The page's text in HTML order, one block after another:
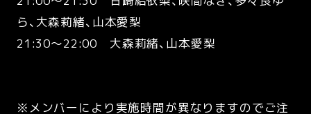
ら、大森莉緒、山本愛梨
21:30～22:00 大森莉緒、山本愛梨
※メンバーにより実施時間が異なりますのでご注